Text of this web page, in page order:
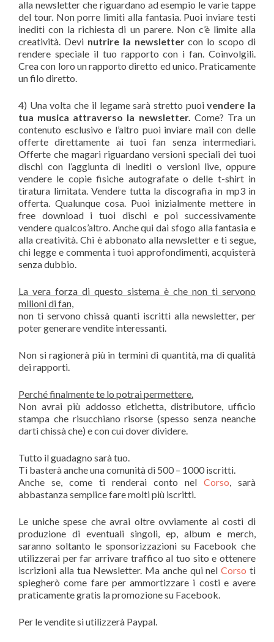
alla newsletter che riguardano ad esempio le varie tappe
del tour. Non porre limiti alla fantasia. Puoi inviare testi
inediti con la richiesta di un parere. Non c’è limite alla
creatività. Devi nutrire la newslettercon lo scopo di
rendere speciale il tuo rapporto con i fan. Coinvolgili.
Crea con loro un rapporto diretto ed unico. Praticamente
un filo diretto.
4) Una volta che il legame sarà stretto puoivendere la
tua musica attraverso la newsletter. Come? Tra un
contenuto esclusivo e l’altro puoi inviare mail con delle
offerte direttamente ai tuoi fan senza intermediari.
Offerte che magari riguardano versioni speciali dei tuoi
dischi con l’aggiunta di inediti o versioni live, oppure
vendere le copie fisiche autografate o delle t-shirt in
tiratura limitata. Vendere tutta la discografia in mp3 in
offerta. Qualunque cosa. Puoi inizialmente mettere in
free download i tuoi dischi e poi successivamente
vendere qualcos’altro. Anche qui dai sfogo alla fantasia e
alla creatività. Chi è abbonato alla newsletter e ti segue,
chi legge e commenta i tuoi approfondimenti, acquisterà
senza dubbio.
La vera forza di questo sistema è che non ti servono
milioni di fan,
non ti servono chissà quanti iscritti alla newsletter, per
poter generare vendite interessanti.
Non si ragionerà più in termini di quantità, ma di qualità
dei rapporti.
Perché finalmente te lo potrai permettere.
Non avrai più addosso etichetta, distributore, ufficio
stampa che risucchiano risorse (spesso senza neanche
darti chissà che) e con cui dover dividere.
Tutto il guadagno sarà tuo.
Ti basterà anche una comunità di 500 – 1000 iscritti.
Anche se, come ti renderai conto nel Corso, sarà
abbastanza semplice fare molti più iscritti.
Le uniche spese che avrai oltre ovviamente ai costi di
produzione di eventuali singoli, ep, album e merch,
saranno soltanto le sponsorizzazioni su Facebook che
utilizzerai per far arrivare traffico al tuo sito e ottenere
iscrizioni alla tua Newsletter. Ma anche qui nelCorso ti
spiegherò come fare per ammortizzare i costi e avere
praticamente gratis la promozione su Facebook.
Per le vendite si utilizzerà Paypal.